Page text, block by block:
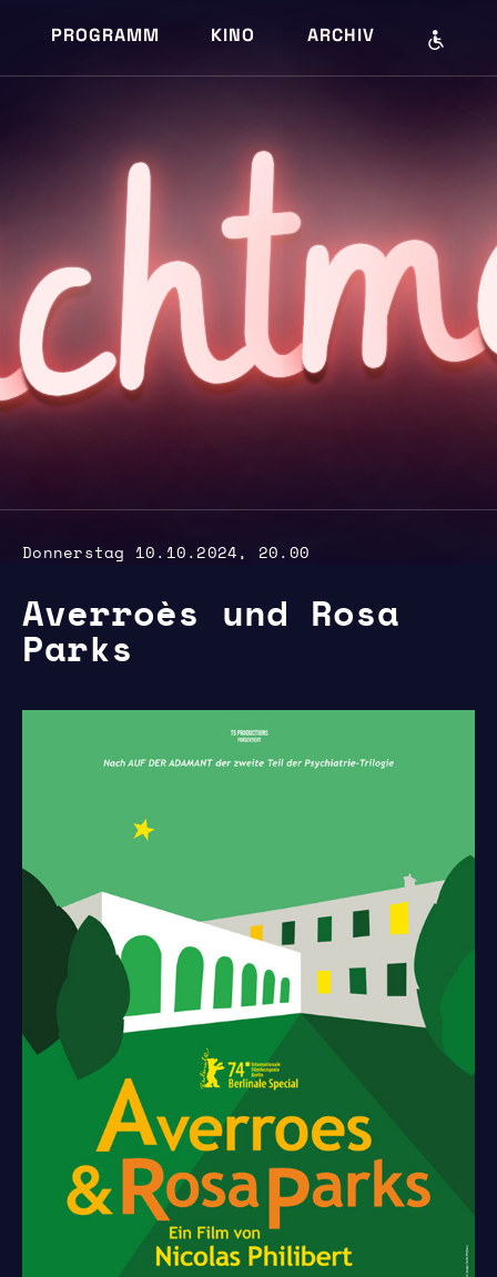
PROGRAMM KINO ARCHIV
m
Donnerstag 10.10.2024, 20.00
Averroès und Rosa
Parks